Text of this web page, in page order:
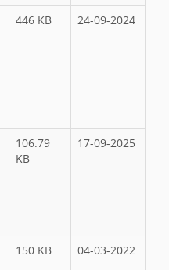
446 KB 24-09-2024
106.79
KB
17-09-2025
150 KB 04-03-2022